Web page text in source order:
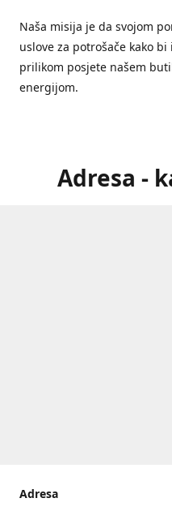
Naša misija je da svojom
uslove za potrošače kako
prilikom posjete našem
energijom.
Adresa -
Adresa